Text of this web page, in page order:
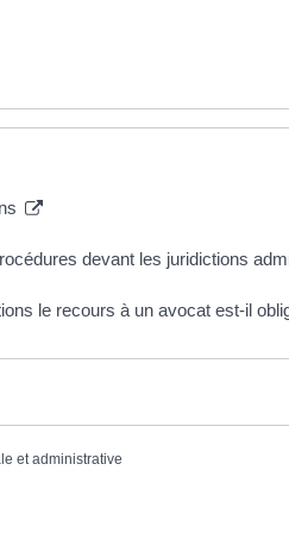
devant les juridictions
le recours à un avocat est-il
et administrative